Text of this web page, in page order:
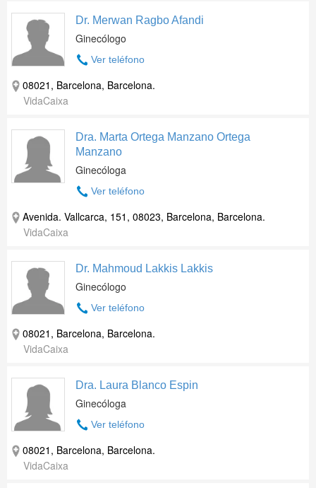
Dr. Merwan Ragbo Afandi
Ginecólogo
Ver teléfono
08021, Barcelona, Barcelona.
VidaCaixa
Dra. Marta Ortega Manzano Ortega
Manzano
Ginecóloga
Ver teléfono
Avenida. Vallcarca, 151, 08023, Barcelona, Barcelona.
VidaCaixa
Dr. Mahmoud Lakkis Lakkis
Ginecólogo
Ver teléfono
08021, Barcelona, Barcelona.
VidaCaixa
Dra. Laura Blanco Espin
Ginecóloga
Ver teléfono
08021, Barcelona, Barcelona.
VidaCaixa